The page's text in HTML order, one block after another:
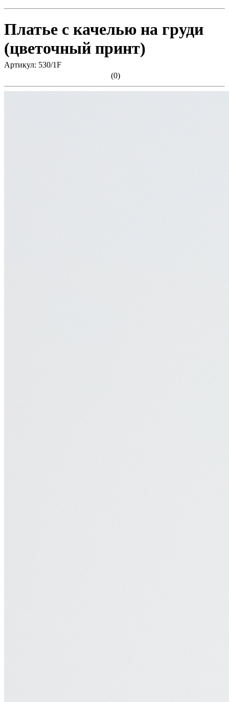
Платье с качелью на груди
(цветочный принт)
Артикул: 530/1F
(0)